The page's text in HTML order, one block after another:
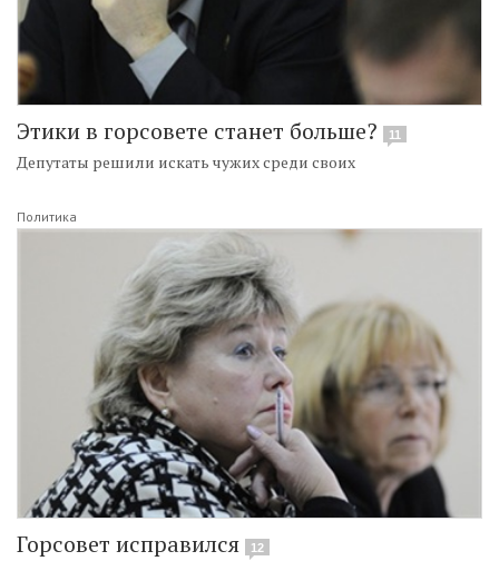
Этики в горсовете станет больше? 11
Депутаты решили искать чужих среди своих
Политика
Горсовет исправился 12